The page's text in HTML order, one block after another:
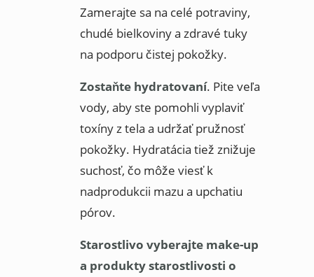
Zamerajte sa na celé potraviny,
chudé bielkoviny a zdravé tuky
na podporu čistej pokožky.
Zostaňte hydratovaní. Pite veľa
vody, aby ste pomohli vyplaviť
toxíny z tela a udržať pružnosť
pokožky. Hydratácia tiež znižuje
suchosť, čo môže viesť k
nadprodukcii mazu a upchatiu
pórov.
Starostlivo vyberajte make-up
a produkty starostlivosti o